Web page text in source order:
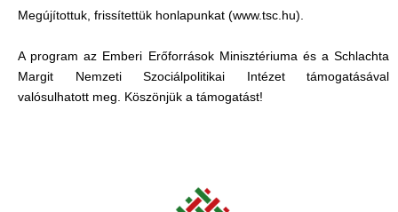
Megújítottuk, frissítettük honlapunkat (www.tsc.hu).
A program az Emberi Erőforrások Minisztériuma és a Schlachta
Margit Nemzeti Szociálpolitikai Intézet támogatásával
valósulhatott meg. Köszönjük a támogatást!